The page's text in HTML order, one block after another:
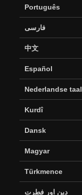
Português
فارسی
中文
Español
Nederlandse taal
Kurdî
Dansk
Magyar
Türkmence
دین اور فطرت